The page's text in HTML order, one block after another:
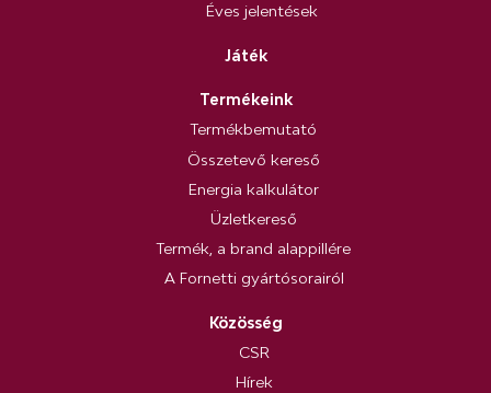
Éves jelentések
Játék
Termékeink
Termékbemutató
Összetevő kereső
Energia kalkulátor
Üzletkereső
Termék, a brand alappillére
A Fornetti gyártósorairól
Közösség
CSR
Hírek